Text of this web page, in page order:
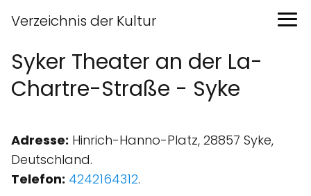
Verzeichnis der Kultur
Syker Theater an der La-
Chartre-Straße - Syke
Adresse: Hinrich-Hanno-Platz, 28857 Syke,
Deutschland.
Telefon: 4242164312.